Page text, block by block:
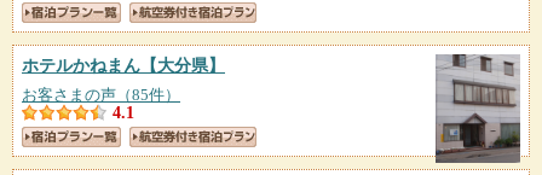
ホテルかねまん 【大分県】
お客さまの声（85件）
4.1